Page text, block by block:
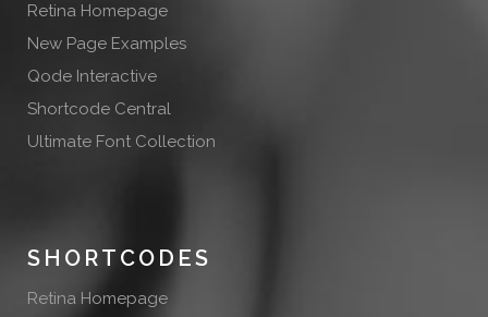
Retina Homepage
New Page Examples
Qode Interactive
Shortcode Central
Ultimate Font Collection
SHORTCODES
Retina Homepage